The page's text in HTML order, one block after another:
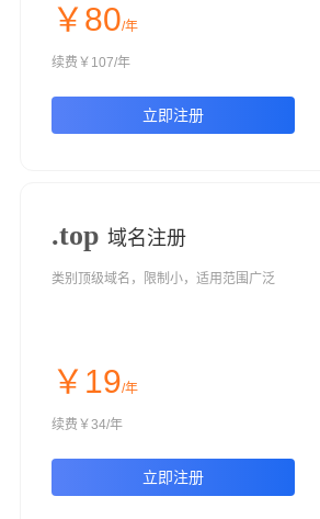
￥80/年
续费￥107/年
立即注册
.top 域名注册
类别顶级域名，限制小，适用范围广泛
￥19/年
续费￥34/年
立即注册